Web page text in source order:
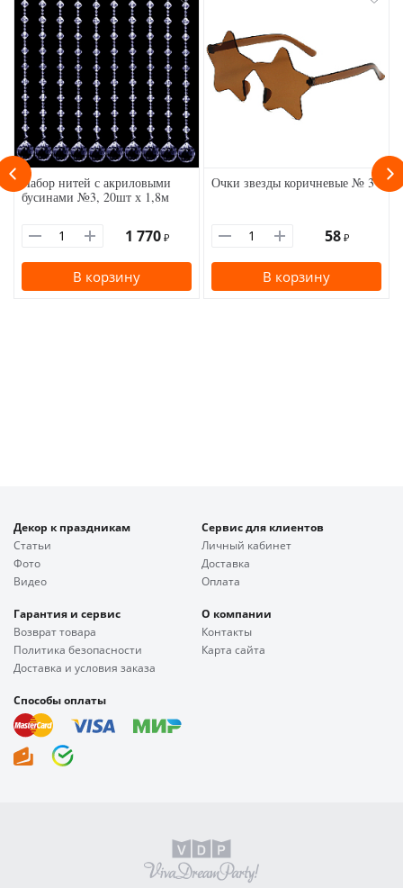
Набор нитей с акриловыми
бусинами №3, 20шт х 1,8м
1 770 ₽
В корзину
Очки звезды коричневые № 3
58 ₽
В корзину
Декор к праздникам
Статьи
Фото
Видео
Сервис для клиентов
Личный кабинет
Доставка
Оплата
Гарантия и сервис
Возврат товара
Политика безопасности
Доставка и условия заказа
О компании
Контакты
Карта сайта
Способы оплаты